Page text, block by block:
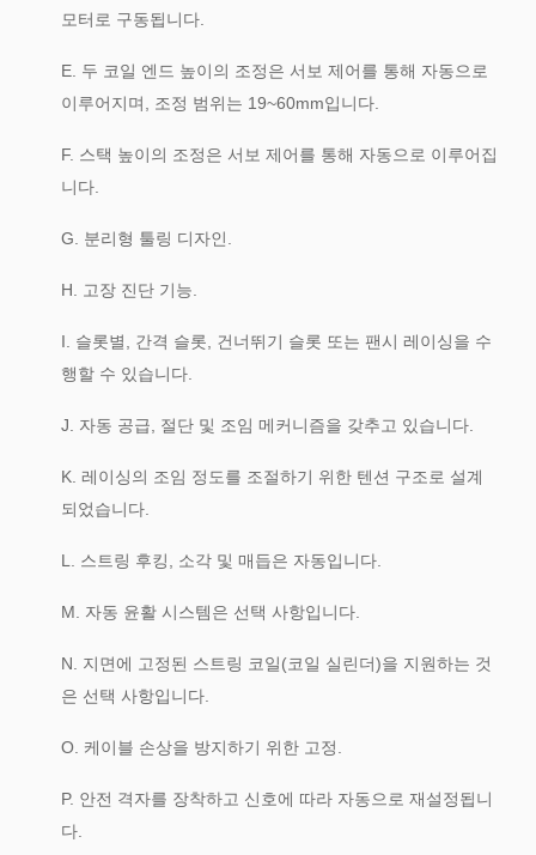
모터로 구동됩니다.
E. 두 코일 엔드 높이의 조정은 서보 제어를 통해 자동으로
이루어지며, 조정 범위는 19~60mm입니다.
F. 스택 높이의 조정은 서보 제어를 통해 자동으로 이루어집
니다.
G. 분리형 툴링 디자인.
H. 고장 진단 기능.
I. 슬롯별, 간격 슬롯, 건너뛰기 슬롯 또는 팬시 레이싱을 수
행할 수 있습니다.
J. 자동 공급, 절단 및 조임 메커니즘을 갖추고 있습니다.
K. 레이싱의 조임 정도를 조절하기 위한 텐션 구조로 설계
되었습니다.
L. 스트링 후킹, 소각 및 매듭은 자동입니다.
M. 자동 윤활 시스템은 선택 사항입니다.
N. 지면에 고정된 스트링 코일(코일 실린더)을 지원하는 것
은 선택 사항입니다.
O. 케이블 손상을 방지하기 위한 고정.
P. 안전 격자를 장착하고 신호에 따라 자동으로 재설정됩니
다.